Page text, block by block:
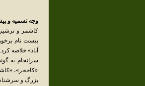
وجه تسميه و
کاشمر و
بيست نام
آباد» خلاصه
سرانجام به
«کاخجر»،
بزرگ و